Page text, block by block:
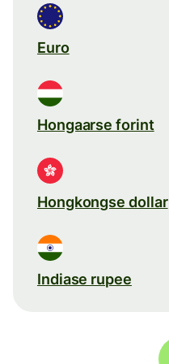
Euro
Hongaarse forint
Hongkongse dollar
Indiase rupee